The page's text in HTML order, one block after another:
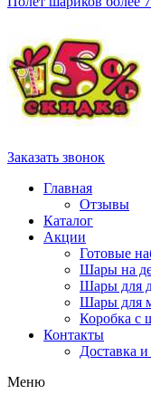
Заказать звонок
Главная
Отзывы
Каталог
Акции
Готовые
Шары на
Шары для
Шары для
Коробка с
Контакты
Доставка и
Меню